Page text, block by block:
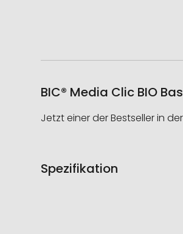
BIC® Media Clic BIO
Jetzt einer der Bestseller in
Spezifikation